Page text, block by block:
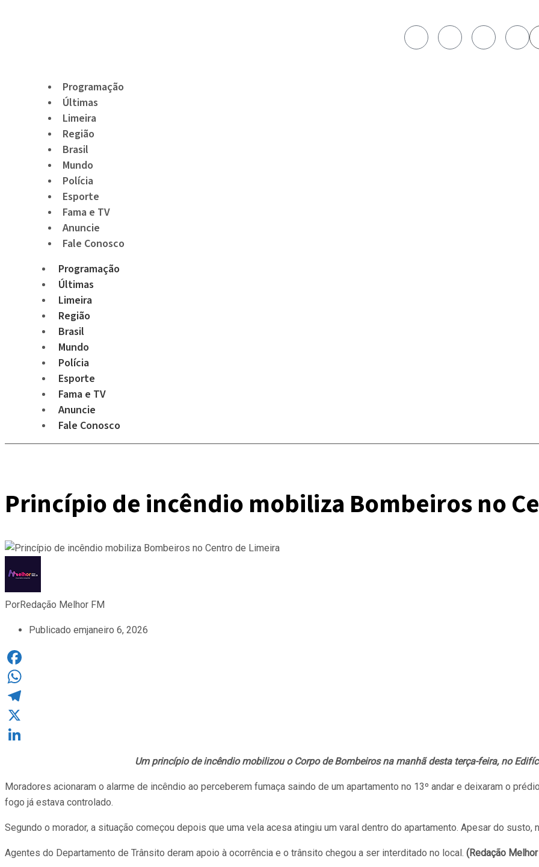
Programação
Últimas
Limeira
Região
Brasil
Mundo
Polícia
Esporte
Fama e TV
Anuncie
Fale Conosco
Programação
Últimas
Limeira
Região
Brasil
Mundo
Polícia
Esporte
Fama e TV
Anuncie
Fale Conosco
Princípio de incêndio mobiliza Bombeiros no
PorRedação Melhor FM
Publicado emjaneiro 6, 2026
Facebook
WhatsApp
Telegram
X
Um princípio de incêndio mobilizou o Corpo de Bombeiros na manhã desta terça-feira, no
Moradores acionaram o alarme de incêndio ao perceberem fumaça saindo de um apartamento no 13º andar e deixaram o
fogo já estava controlado.
Segundo o morador, a situação começou depois que uma vela acesa atingiu um varal dentro do apartamento. Apesar do susto,
Agentes do Departamento de Trânsito deram apoio à ocorrência e o trânsito chegou a ser interditado no local. (Redação